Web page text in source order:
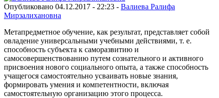
Опубликовано 04.12.2017 - 22:23 - Валиева Ралифа
Мирзалихановна
Метапредметное обучение, как результат, представляет собой
овладение универсальными учебными действиями, т. е.
способность субъекта к саморазвитию и
самосовершенствованию путем сознательного и активного
присвоения нового социального опыта, а также способность
учащегося самостоятельно усваивать новые знания,
формировать умения и компетентности, включая
самостоятельную организацию этого процесса.